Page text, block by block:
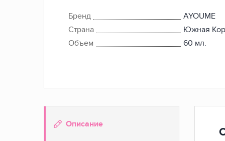
Бренд
AYOUME
Страна
Южная
Объем
60 мл.
Описание